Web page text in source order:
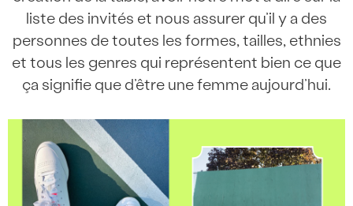
liste des invités et nous assurer qu’il y a des
personnes de toutes les formes, tailles, ethnies
et tous les genres qui représentent bien ce que
ça signifie que d’être une femme aujourd’hui.